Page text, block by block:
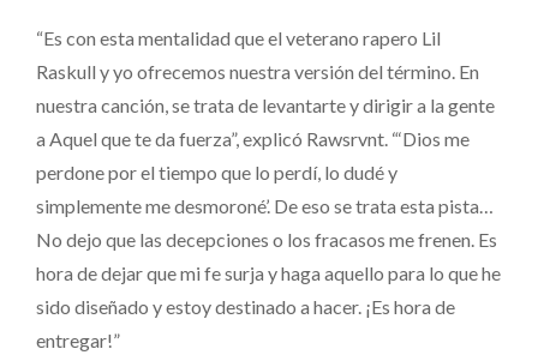
“Es con esta mentalidad que el veterano rapero Lil
Raskull y yo ofrecemos nuestra versión del término. En
nuestra canción, se trata de levantarte y dirigir a la gente
a Aquel que te da fuerza”, explicó Rawsrvnt. “‘Dios me
perdone por el tiempo que lo perdí, lo dudé y
simplemente me desmoroné’. De eso se trata esta pista…
No dejo que las decepciones o los fracasos me frenen. Es
hora de dejar que mi fe surja y haga aquello para lo que he
sido diseñado y estoy destinado a hacer. ¡Es hora de
entregar!”